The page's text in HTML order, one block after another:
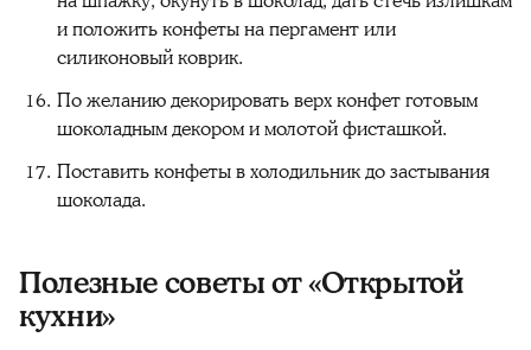
и положить конфеты на пергамент или
силиконовый коврик.
По желанию декорировать верх конфет готовым
шоколадным декором и молотой фисташкой.
Поставить конфеты в холодильник до застывания
шоколада.
Полезные советы от «Открытой
кухни»